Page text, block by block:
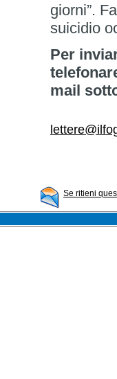
Per
mail
Se ritieni